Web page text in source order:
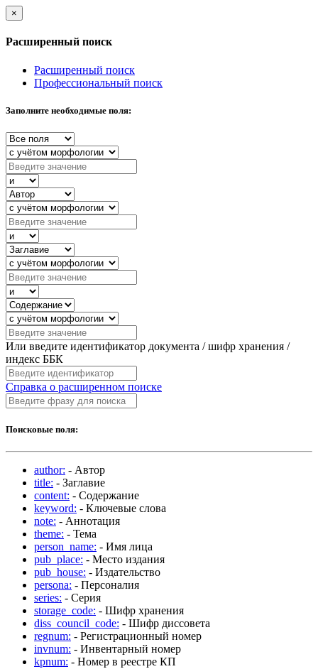
×
Расширенный поиск
Расширенный поиск
Профессиональный поиск
Заполните необходимые поля:
Или введите идентификатор документа / шифр хранения /
индекс ББК
Справка о расширенном поиске
Поисковые поля:
author: - Автор
title: - Заглавие
content: - Содержание
keyword: - Ключевые слова
note: - Аннотация
theme: - Тема
person_name: - Имя лица
pub_place: - Место издания
pub_house: - Издательство
persona: - Персоналия
series: - Серия
storage_code: - Шифр хранения
diss_council_code: - Шифр диссовета
regnum: - Регистрационный номер
invnum: - Инвентарный номер
kpnum: - Номер в реестре КП